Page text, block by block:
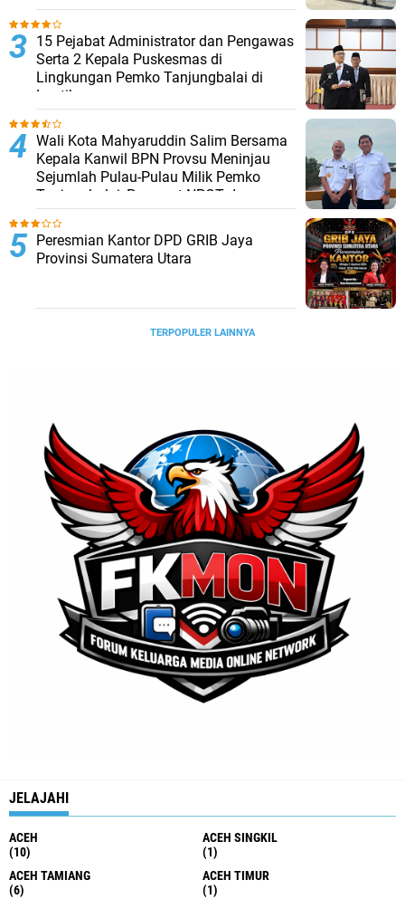
15 Pejabat Administrator dan Pengawas
Serta 2 Kepala Puskesmas di
Lingkungan Pemko Tanjungbalai di
Lantik
Wali Kota Mahyaruddin Salim Bersama
Kepala Kanwil BPN Provsu Meninjau
Sejumlah Pulau-Pulau Milik Pemko
Tanjungbalai, Percepat NPGT dan
Sertifikasi Aset
Peresmian Kantor DPD GRIB Jaya
Provinsi Sumatera Utara
TERPOPULER LAINNYA
JELAJAHI
ACEH
(10)
ACEH SINGKIL
(1)
ACEH TAMIANG
(6)
ACEH TIMUR
(1)